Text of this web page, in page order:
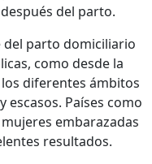
del parto.
del parto domiciliario
como desde la
diferentes ámbitos
escasos. Países como
embarazadas
resultados.